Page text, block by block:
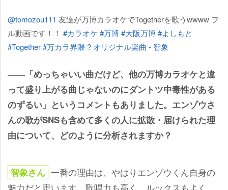
@tomozou111 友達が万博カラオケでTogetherを歌うwwww フ
ル動画です！！ #カラオケ #万博#大阪万博#よしもと
#Together#万カラ界隈 ? オリジナル楽曲 - 智象
――「めっちゃいい曲だけど、他の万博カラオケと違
って盛り上がる曲じゃないのにダントツ中毒性がある
のずるい」というコメントもありました。エンゾウさ
んの歌がSNSも含めて多くの人に拡散・届けられた理
由について、どのように分析されますか？
智象さん 一番の理由は、やはりエンゾウくん自身の
魅力だと思います。歌唱力も高く、ルックスもよく、